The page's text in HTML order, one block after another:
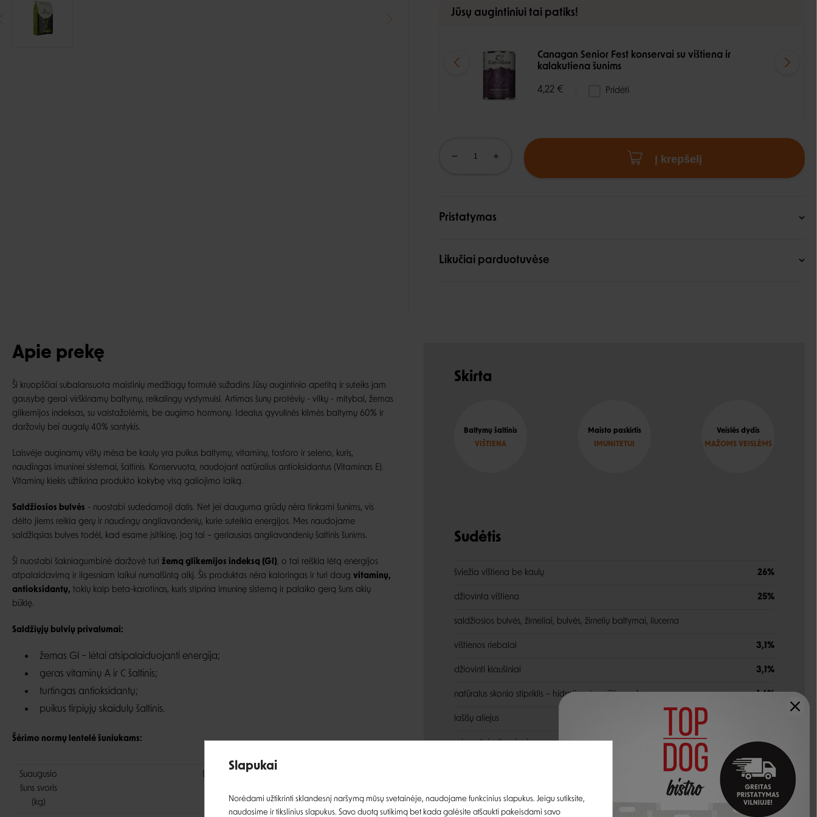
Jūsų augintiniui tai patiks!
Canagan Senior Fest konservai su vištiena ir
kalakutiena šunims
4,22 € Pridėti
Į krepšelį
Pristatymas
Likučiai parduotuvėse
Apie prekę
Ši kruopščiai subalansuota maistinių medžiagų formulė sužadins Jūsų augintinio apetitą ir suteiks jam
gausybę gerai virškinamų baltymų, reikalingų vystymuisi. Artimas šunų protėvių - vilkų - mitybai, žemas
glikemijos indeksas, su vaistažolėmis, be augimo hormonų. Idealus gyvulinės kilmės baltymų 60% ir
daržovių bei augalų 40% santykis.
Laisvėje auginamų vištų mėsa be kaulų yra puikus baltymų, vitaminų, fosforo ir seleno, kuris,
naudingas imuninei sistemai, šaltinis. Konservuota, naudojant natūralius antioksidantus (Vitaminas E).
Vitaminų kiekis užtikrina produkto kokybę visą galiojimo laiką.
Saldžiosios bulvės - nuostabi sudedamoji dalis. Net jei dauguma grūdų nėra tinkami šunims, vis
dėlto jiems reikia gerų ir naudingų angliavandenių, kurie suteikia energijos. Mes naudojame
saldžiąsias bulves todėl, kad esame įsitikinę, jog tai – geriausias angliavandenių šaltinis šunims.
Ši nuostabi šakniagumbinė daržovė turi žemą glikemijos indeksą (Gl), o tai reiškia lėtą energijos
atpalaidavimą ir ilgesniam laikui numalšintą alkį. Šis produktas nėra kaloringas ir turi daug vitaminų,
antioksidantų, tokių kaip beta-karotinas, kuris stiprina imuninę sistemą ir palaiko gerą šuns akių
būklę.
Saldžiųjų bulvių privalumai:
žemas Gl – lėtai atsipalaiduojanti energija;
geras vitaminų A ir C šaltinis;
turtingas antioksidantų;
puikus tirpiųjų skaidulų šaltinis.
Šėrimo normų lentelė šuniukams:
Suaugusio
šuns svoris
(kg)
Dienos norma (g)
Skirta
Baltymų šaltinis
VIŠTIENA
Maisto paskirtis
IMUNITETUI
Veislės dydis
MAŽOMS VEISLĖMS
Sudėtis
šviežia vištiena be kaulų 26%
džiovinta vištiena 25%
saldžiosios bulvės, žirneliai, bulvės, žirnelių baltymai, liucerna
vištienos riebalai 3,1%
džiovinti kiaušiniai 3,1%
natūralus skonio stipriklis – hidrolizuotos vištienos kepenys 1,6%
lašišų aliejus
mineralai, vitaminai
1000 mg/kg
1000 mg/kg
Slapukai
Norėdami užtikrinti sklandesnį naršymą mūsų svetainėje, naudojame funkcinius slapukus. Jeigu sutiksite,
naudosime ir tikslinius slapukus. Savo duotą sutikimą bet kada galėsite atšaukti pakeisdami savo